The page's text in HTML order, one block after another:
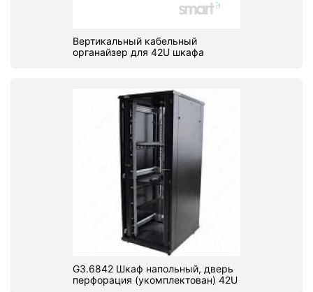
Вертикальный кабельный
органайзер для 42U шкафа
G3.6842 Шкаф напольный, дверь
перфорация (укомплектован) 42U